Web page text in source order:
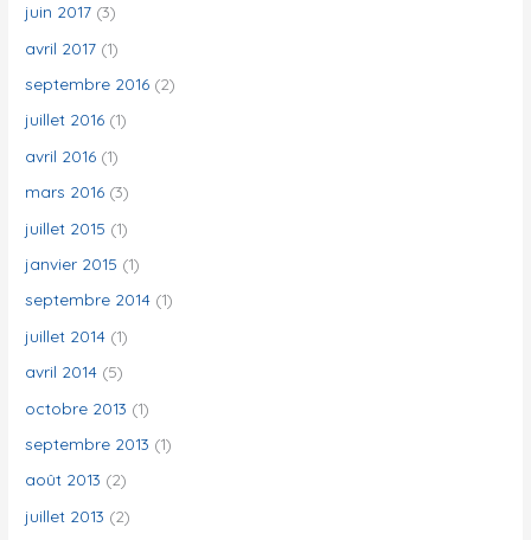
juin 2017 (3)
avril 2017 (1)
septembre 2016 (2)
juillet 2016 (1)
avril 2016 (1)
mars 2016 (3)
juillet 2015 (1)
janvier 2015 (1)
septembre 2014 (1)
juillet 2014 (1)
avril 2014 (5)
octobre 2013 (1)
septembre 2013 (1)
août 2013 (2)
juillet 2013 (2)